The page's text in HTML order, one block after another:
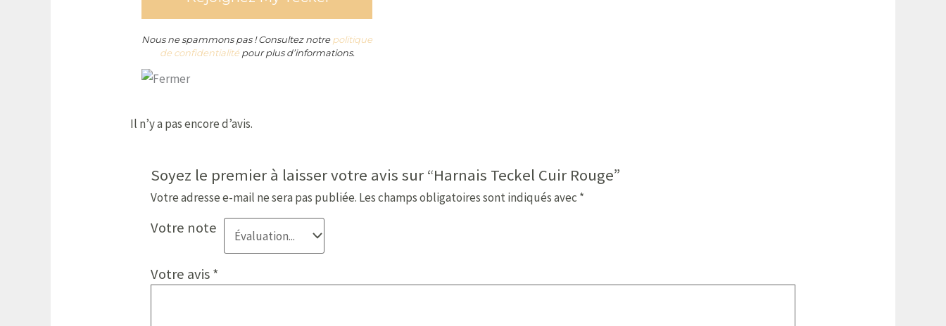
Nous ne spammons pas ! Consultez notrepolitique
de confidentialitépour plus d’informations.
Il n’y a pas encore d’avis.
Soyez le premier à laisser votre avis sur “Harnais Teckel Cuir Rouge”
Votre adresse e-mail ne sera pas publiée. Les champs obligatoires sont indiqués avec *
Votre note
Votre avis*